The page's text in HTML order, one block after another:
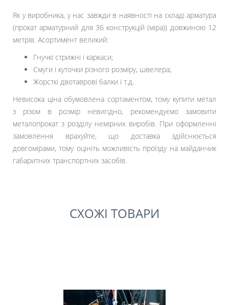
Як у виробника, у нас завжди в наявності на складі арматура
(прокат арматурний для ЗБ конструкцій (міра)) довжиною 12
метрів. Асортимент великий:
Гнучкі стрижні і каркаси;
Смуги і куточки різного розміру, швелера;
Жорсткі двотаврові балки і т.д.
Невисока ціна обумовлена ​​сортаментом, тому купити метал
з різом в розмір невигідно, рекомендуємо замовити
металопрокат з розділу немірних виробів. При оформленні
замовлення врахуйте, що доставка здійснюється
довгомірами, тому оцініть можливість проїзду на майданчик
габаритних транспортних засобів.
СХОЖІ ТОВАРИ